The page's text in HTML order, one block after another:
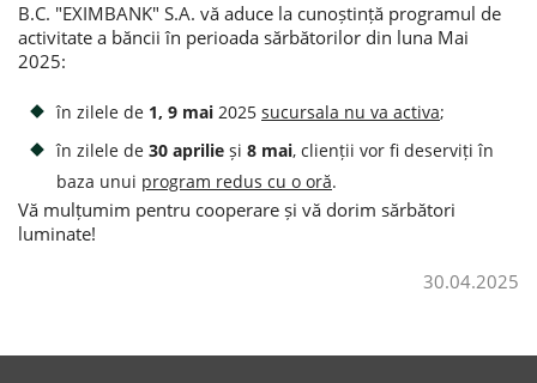
Ипотечные кредиты
B.C. "EXIMBANK" S.A. vă aduce la cunoștință programul de
activitate a băncii în perioada sărbătorilor din luna Mai
2025:
în zilele de 1, 9 mai 2025 sucursala nu va activa;
în zilele de 30 aprilie și 8 mai, clienții vor fi deserviți în
baza unui program redus cu o oră.
Vă mulțumim pentru cooperare și vă dorim sărbători
luminate!
30.04.2025